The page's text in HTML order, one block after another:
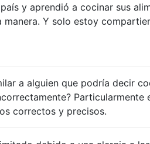
y aprendió a cocinar sus
manera. Y solo estoy
a alguien que podría decir
Particularmente
correctos y precisos.